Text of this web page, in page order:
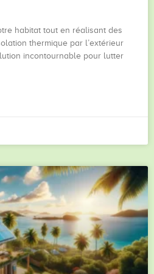
habitat tout en réalisant des
thermique par l’extérieur
incontournable pour lutter